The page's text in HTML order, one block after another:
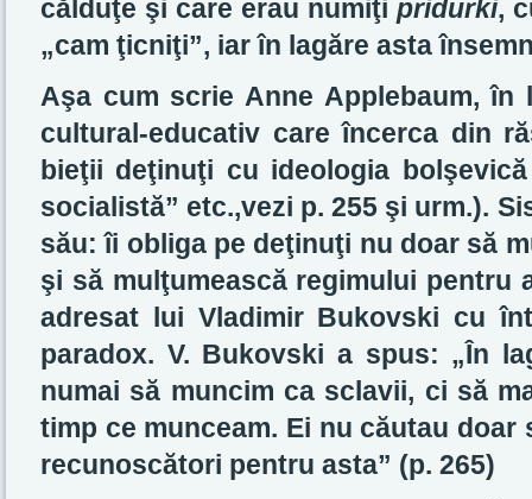
călduţe şi care erau numiţi pridurki,
„cam ţicniţi”, iar în lagăre asta
Aşa cum scrie Anne Applebaum, în
cultural-educativ care încerca din
bieţii deţinuţi cu ideologia
socialistă” etc.,vezi p. 255 şi urm.).
său: îi obliga pe deţinuţi nu doar să
şi să mulţumească regimului pentru
adresat lui Vladimir Bukovski cu
paradox. V. Bukovski a spus: „În
numai să muncim ca sclavii, ci să
timp ce munceam. Ei nu căutau
recunoscători pentru asta” (p. 265)